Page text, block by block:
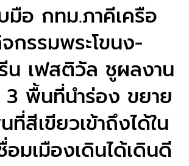
อ กทม.ภาคีเครือ
กรรมพระโขนง-
น เฟสติวัล ชูผลงาน
พื้นที่นำร่อง ขยาย
ที่สีเขียวเข้าถึงได้ใน
อมเมืองเดินได้เดินดี